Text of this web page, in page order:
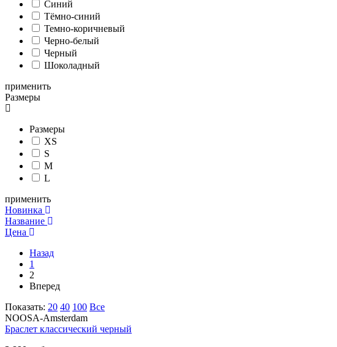
Синий
Тёмно-синий
Темно-коричневый
Черно-белый
Черный
Шоколадный
применить
Размеры
Размеры
XS
S
M
L
применить
Новинка
Название
Цена
Назад
1
2
Вперед
Показать: 20 40 100 Все
NOOSA-Amsterdam
Браслет классический черный